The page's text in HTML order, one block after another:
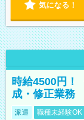
気になる！
時給4500円！
成・修正業務
派遣 職種未経験OK